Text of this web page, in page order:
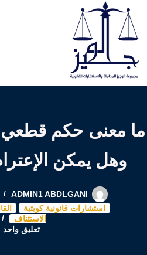
التجاوز
إلى
المحتوى
ما معنى حكم
وهل يمكن
ADMIN1 ABDLGANI
استشارات قانونية كويتية
الاستئناف
تعليق واحد